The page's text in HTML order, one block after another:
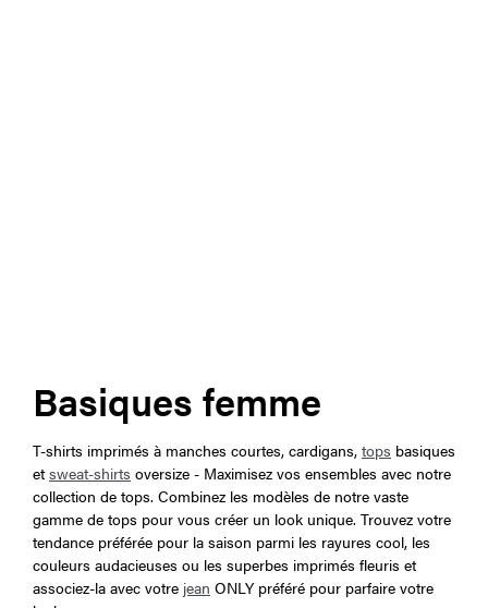
Basiques femme
T-shirts imprimés à manches courtes, cardigans, tops basiques
etsweat-shirts oversize - Maximisez vos ensembles avec notre
collection de tops. Combinez les modèles de notre vaste
gamme de tops pour vous créer un look unique. Trouvez votre
tendance préférée pour la saison parmi les rayures cool, les
couleurs audacieuses ou les superbes imprimés fleuris et
associez-la avec votre jean ONLY préféré pour parfaire votre